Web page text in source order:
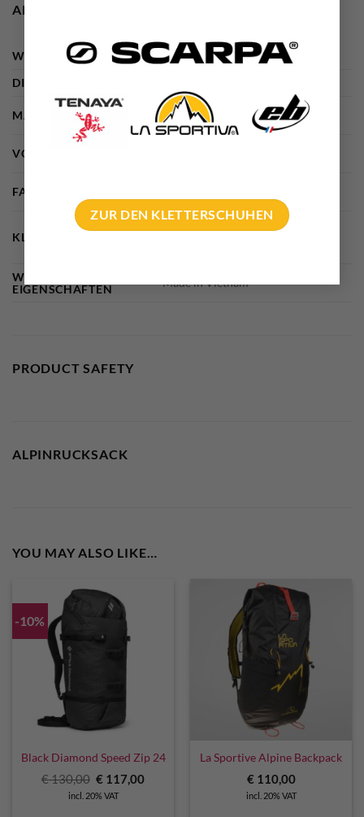
ZUR DEN KLETTERSCHUHEN
ADDITIONAL INFORMATION
WEIGHT
340 g
DIMENSIONS
MARKE Blue Ice
VOLUMEN
FARBE
KLETTERDISZIPLIN
Alpine climbing, Hochtouren,
WEITERE
EIGENSCHAFTEN
Made in Vietnam
PRODUCT SAFETY
ALPINRUCKSACK
YOU MAY ALSO LIKE…
-10%
Black Diamond Speed Zip 24
€130,00 Original
was:
€ 117,00Current
incl. 20% VAT
La Sportive Alpine Backpack
€ 110,00
incl. 20% VAT